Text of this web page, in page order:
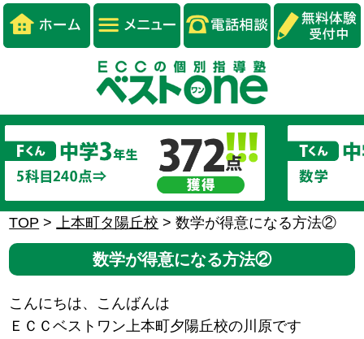
TOP >上本町タ陽丘校 >数学が得意になる方法②
数学が得意になる方法②
こんにちは、こんばんは
ＥＣＣベストワン上本町夕陽丘校の川原です